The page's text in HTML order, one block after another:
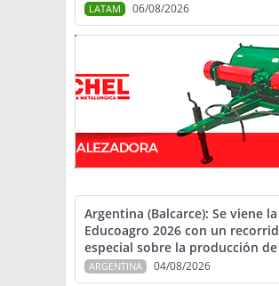
LATAM 06/08/2026
Argentina (Balcarce): Se viene la
Educoagro 2026 con un
especial sobre la producción
ARGENTINA 04/08/2026